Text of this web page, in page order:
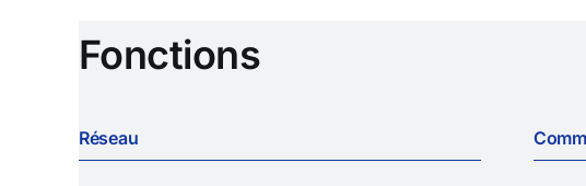
Fonctions
Réseau